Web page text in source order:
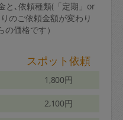
と､依頼種類(「定期」or
のご依頼金額が変わり
価格です）
スポット依頼
1,800円
2,100円